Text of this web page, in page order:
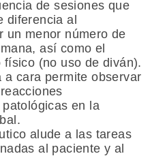
de sesiones que
diferencia al
un menor número de
así como el
físico (no uso de diván).
a cara permite observar
en la
alude a las tareas
al paciente y al